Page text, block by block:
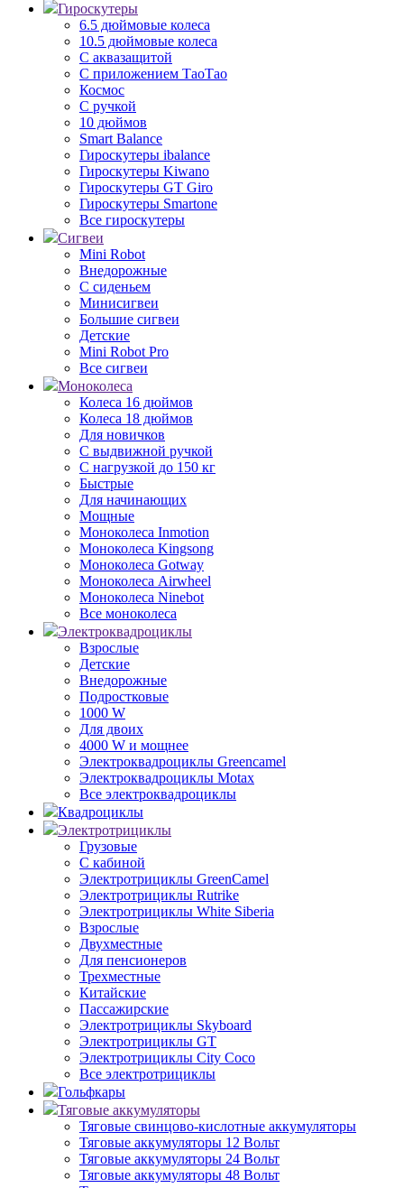
Гироскутеры
6.5 дюймовые колеса
10.5 дюймовые колеса
С аквазащитой
С приложением ТаоТао
Космос
С ручкой
10 дюймов
Smart Balance
Гироскутеры ibalance
Гироскутеры Kiwano
Гироскутеры GT Giro
Гироскутеры Smartone
Все гироскутеры
Сигвеи
Mini Robot
Внедорожные
С сиденьем
Минисигвеи
Большие сигвеи
Детские
Mini Robot Pro
Все сигвеи
Моноколеса
Колеса 16 дюймов
Колеса 18 дюймов
Для новичков
С выдвижной ручкой
С нагрузкой до 150 кг
Быстрые
Для начинающих
Мощные
Моноколеса Inmotion
Моноколеса Kingsong
Моноколеса Gotway
Моноколеса Airwheel
Моноколеса Ninebot
Все моноколеса
Электроквадроциклы
Взрослые
Детские
Внедорожные
Подростковые
1000 W
Для двоих
4000 W и мощнее
Электроквадроциклы Greencamel
Электроквадроциклы Motax
Все электроквадроциклы
Квадроциклы
Электротрициклы
Грузовые
С кабиной
Электротрициклы GreenCamel
Электротрициклы Rutrike
Электротрициклы White Siberia
Взрослые
Двухместные
Для пенсионеров
Трехместные
Китайские
Пассажирские
Электротрициклы Skyboard
Электротрициклы GT
Электротрициклы City Coco
Все электротрициклы
Гольфкары
Тяговые аккумуляторы
Тяговые свинцово-кислотные аккумуляторы
Тяговые аккумуляторы 12 Вольт
Тяговые аккумуляторы 24 Вольт
Тяговые аккумуляторы 48 Вольт